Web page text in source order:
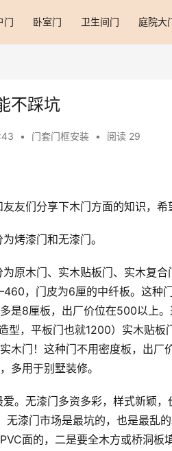
门 卧室门 卫生间门 庭院大
不踩坑
• 门套门框安装 • 阅读 29
友们分享下木门方面的知识，希
烤漆门和无漆门。
，门皮为6厘的中纤板。这种
是8厘板，出厂价位在500以上
型，平板门也就1200）实木贴板
木门！这种门不用密度板，出
多用于别墅装修。
漆门市场是最坑的，也是最乱
面的，二是要全木方或桥洞板